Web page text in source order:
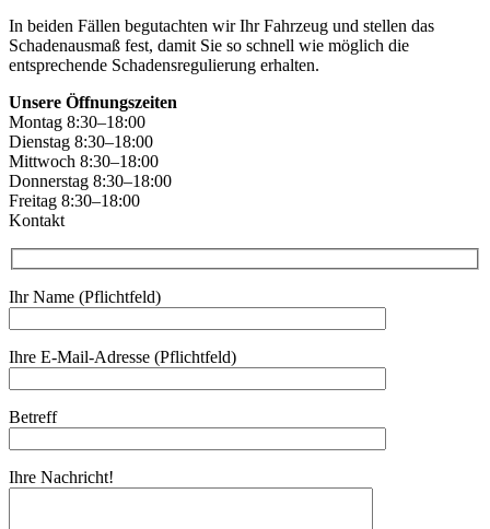
In beiden Fällen begutachten wir Ihr Fahrzeug und stellen das
Schadenausmaß fest, damit Sie so schnell wie möglich die
entsprechende Schadensregulierung erhalten.
Unsere Öffnungszeiten
Montag 8:30–18:00
Dienstag 8:30–18:00
Mittwoch 8:30–18:00
Donnerstag 8:30–18:00
Freitag 8:30–18:00
Kontakt
Ihr Name (Pflichtfeld)
Ihre E-Mail-Adresse (Pflichtfeld)
Betreff
Ihre Nachricht!